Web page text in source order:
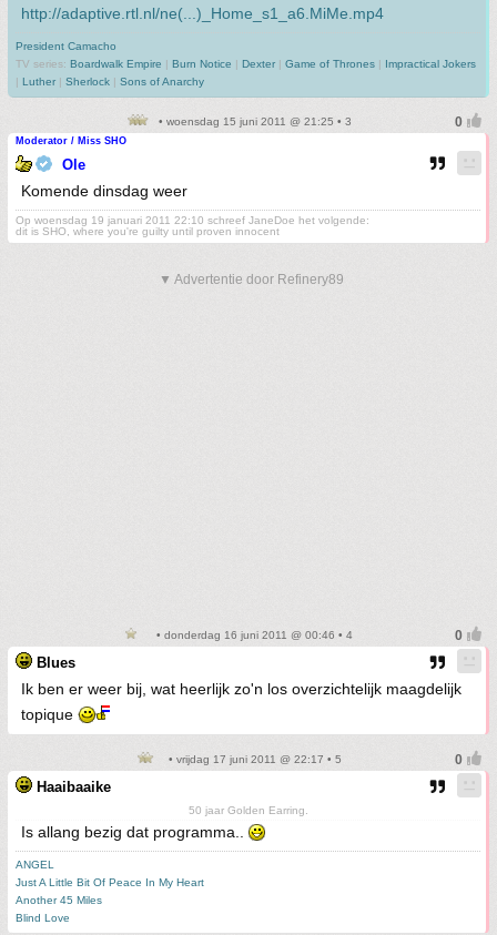
http://adaptive.rtl.nl/ne(...)_Home_s1_a6.MiMe.mp4
President Camacho
TV series: Boardwalk Empire | Burn Notice | Dexter | Game of Thrones | Impractical Jokers
| Luther | Sherlock | Sons of Anarchy
• woensdag 15 juni 2011 @ 21:25 • 3
Moderator / Miss SHO
Ole
Komende dinsdag weer
Op woensdag 19 januari 2011 22:10 schreef JaneDoe het volgende:
dit is SHO, where you're guilty until proven innocent
▼ Advertentie door Refinery89
• donderdag 16 juni 2011 @ 00:46 • 4
Blues
Ik ben er weer bij, wat heerlijk zo'n los overzichtelijk maagdelijk
topique
• vrijdag 17 juni 2011 @ 22:17 • 5
Haaibaaike
50 jaar Golden Earring.
Is allang bezig dat programma..
ANGEL
Just A Little Bit Of Peace In My Heart
Another 45 Miles
Blind Love